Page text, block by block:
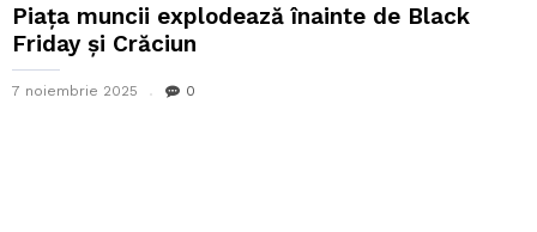
Piața muncii explodează înainte de Black
Friday și Crăciun
7 noiembrie 2025 0